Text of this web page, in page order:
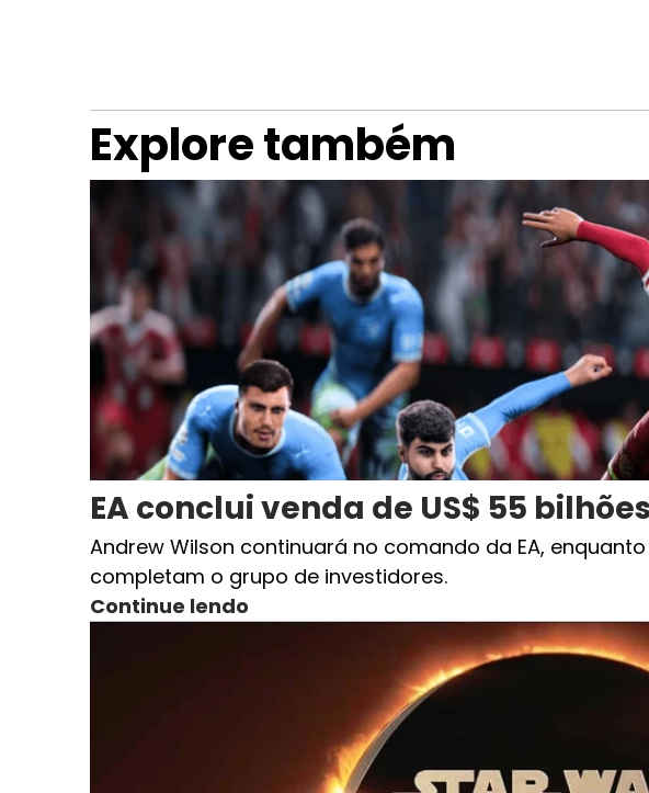
Explore também
EA conclui venda de US$ 55
Andrew Wilson continuará no comando da EA, enquanto
completam o grupo de investidores.
Continue lendo